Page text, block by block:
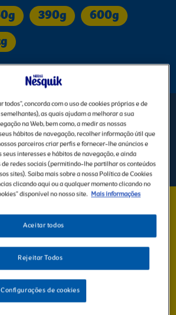
390g 600g
Achocolatado Em Pó Original
PREPARAÇÃO
EM PÓ
leite com NESQUIK® achocolatado em pó é
o funcionamento normal do sistema
Desenvolvido sem corantes, aromatizantes,
todos", concorda com o uso de cookies próprias e de
as quais ajudam a melhorar a sua
na Web, bem como, a medir as nossas
hábitos de navegação, recolher informação útil que
parceiros criar perfis e fornecer-lhe anúncios e
seus interesses e hábitos de navegação, e ainda
redes sociais (permitindo-lhe partilhar os conteúdos
sites). Saiba mais sobre a nossa Política de Cookies
clicando aqui ou a qualquer momento clicando no
disponível no nosso site. Mais informações
Rejeitar Todos
Aceitar todos
Configurações de cookies